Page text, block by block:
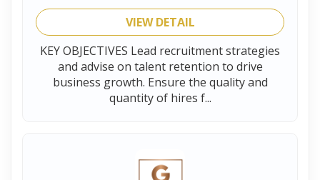
VIEW DETAIL
KEY OBJECTIVES Lead recruitment strategies
and advise on talent retention to drive
business growth. Ensure the quality and
quantity of hires f...